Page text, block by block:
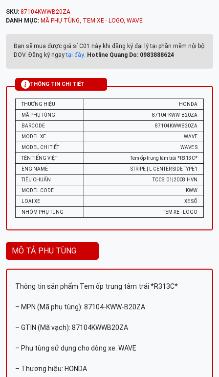
SKU: 87104KWWB20ZA
DANH MỤC: MÃ PHỤ TÙNG, TEM XE - LOGO, WAVE
Bạn sẽ mua được giá sỉ C01 này khi đăng ký đại lý tại phần mềm nội bộ
DOV. Đăng ký ngaytại đây. Hotline Quang Do: 0983888624
THÔNG TIN CHI TIẾT
THƯƠNG HIỆU
HONDA
MÃ PHỤ TÙNG
87104-KWW-B20ZA
BARCODE
87104KWWB20ZA
MODEL XE
WAVE
MODEL CHI TIẾT
WAVE S
TÊN TIẾNG VIỆT
Tem ốp trung tâm trái *R313C*
ENG NAME
STRIPE | L CENTER SIDE TYPE1
TIÊU CHUẨN
TCCS: 01|2008|HVN
MODEL CODE
KWW
LOẠI XE
XE SỐ
NHÓM PHỤ TÙNG
TEM XE - LOGO
MÔ TẢ PHỤ TÙNG
Thông tin sản phẩm Tem ốp trung tâm trái *R313C*
– MPN (Mã phụ tùng): 87104-KWW-B20ZA
– GTIN (Mã vạch): 87104KWWB20ZA
– Phụ tùng sử dụng cho dòng xe: WAVE
– Thương hiệu: HONDA